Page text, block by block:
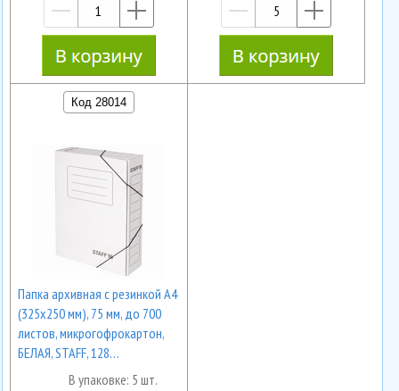
— —
Код 28014
Папка архивная с резинкой А4
(325х250 мм), 75 мм, до 700
листов, микрогофрокартон,
БЕЛАЯ, STAFF, 128…
В упаковке: 5 шт.